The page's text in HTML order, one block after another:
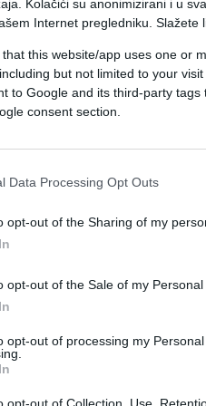
Kolačići su anonimizirani i u
Internet pregledniku. Slažete
that this website/app uses one or
but not limited to your
to Google and its third-party
consent section.
Data Processing Opt Outs
opt-out of the Sharing of my
opt-out of the Sale of my Personal
opt-out of processing my
u kojem se
dopisnik CBS
ovog događaja,
u emisiji CBS
fondaciji i
da će razgovori u
je Khan za CBS